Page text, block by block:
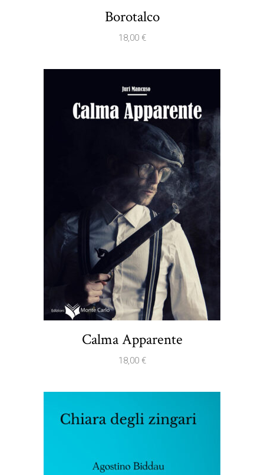
Borotalco
18,00 €
Calma Apparente
18,00 €